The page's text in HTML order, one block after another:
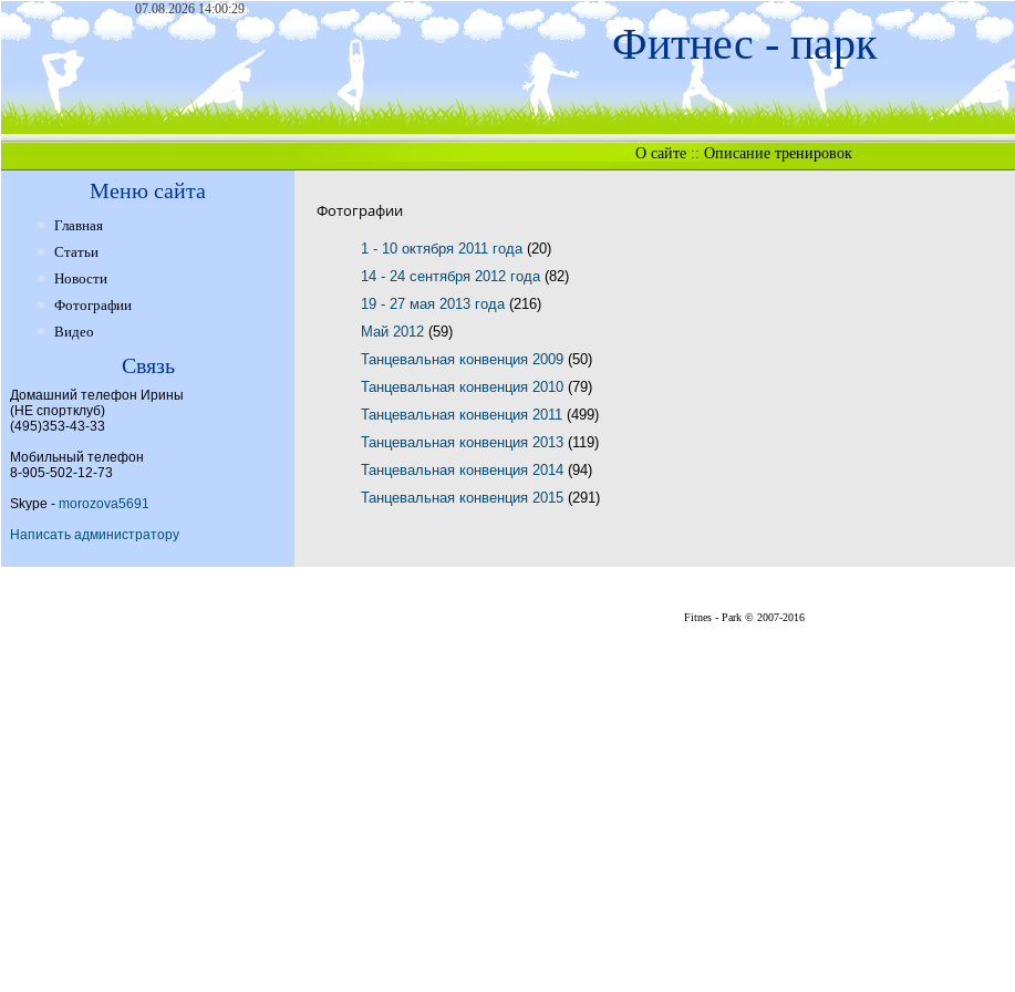
07.08.2026 14:00:29
Фитнес - парк
О сайте :: Описание тренировок
Меню сайта
Главная
Статьи
Новости
Фотографии
Видео
Связь
Домашний телефон Ирины
(НЕ спортклуб)
(495)353-43-33
Мобильный телефон
8-905-502-12-73
Skype - morozova5691
Написать администратору
Фотографии
1 - 10 октября 2011 года (20)
14 - 24 сентября 2012 года (82)
19 - 27 мая 2013 года (216)
Май 2012 (59)
Танцевальная конвенция 2009 (50)
Танцевальная конвенция 2010 (79)
Танцевальная конвенция 2011 (499)
Танцевальная конвенция 2013 (119)
Танцевальная конвенция 2014 (94)
Танцевальная конвенция 2015 (291)
Fitnes - Park © 2007-2016